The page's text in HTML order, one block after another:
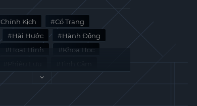
Chính Kịch
Cổ Trang
Hài Hước
Hành Động
Hoạt Hình
Khoa Học
Tâm Lý Viễn Tưởng